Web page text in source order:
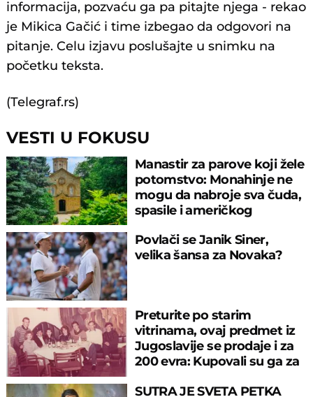
informacija, pozvaću ga pa pitajte njega - rekao
je Mikica Gačić i time izbegao da odgovori na
pitanje. Celu izjavu poslušajte u snimku na
početku teksta.
(Telegraf.rs)
VESTI U FOKUSU
Manastir za parove koji žele
potomstvo: Monahinje ne
mogu da nabroje sva čuda,
spasile i američkog
Povlači se Janik Siner,
velika šansa za Novaka?
Preturite po starim
vitrinama, ovaj predmet iz
Jugoslavije se prodaje i za
200 evra: Kupovali su ga za
SUTRA JE SVETA PETKA